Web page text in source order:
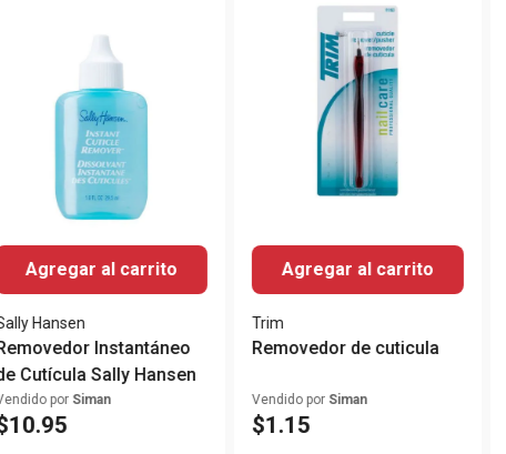
Agregar al carrito
Hansen
Instantáneo
Cutícula Sally Hansen
por Siman
10.95
Agregar al carrito
Trim
Removedor de cuticula
Vendido por Siman
$1.15